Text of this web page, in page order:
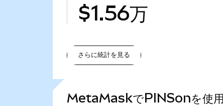
$1.56万
さらに統計を見る
MetaMaskでPINSonを使用